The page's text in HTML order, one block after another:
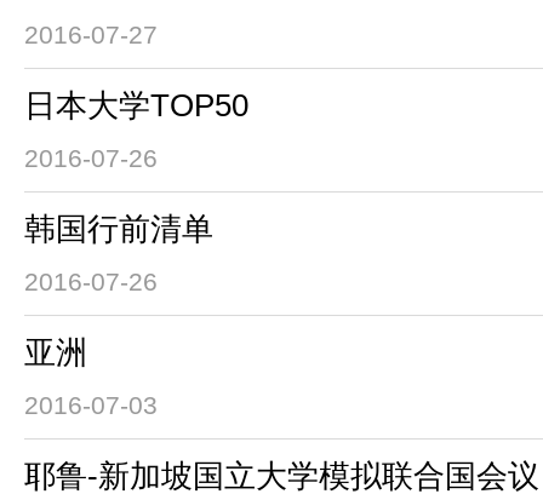
2016-07-27
日本大学TOP50
2016-07-26
韩国行前清单
2016-07-26
亚洲
2016-07-03
耶鲁-新加坡国立大学模拟联合国会议